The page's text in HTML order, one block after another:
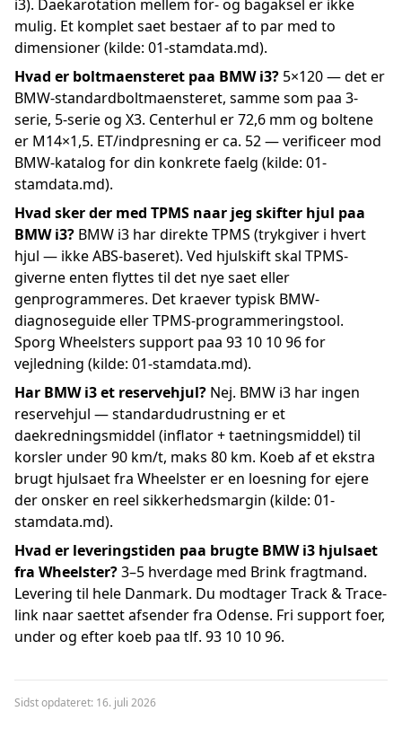
i3). Daekarotation mellem for- og bagaksel er ikke
mulig. Et komplet saet bestaer af to par med to
dimensioner (kilde: 01-stamdata.md).
Hvad er boltmaensteret paa BMW i3? 5×120 — det er
BMW-standardboltmaensteret, samme som paa 3-
serie, 5-serie og X3. Centerhul er 72,6 mm og boltene
er M14×1,5. ET/indpresning er ca. 52 — verificeer mod
BMW-katalog for din konkrete faelg (kilde: 01-
stamdata.md).
Hvad sker der med TPMS naar jeg skifter hjul paa
BMW i3? BMW i3 har direkte TPMS (trykgiver i hvert
hjul — ikke ABS-baseret). Ved hjulskift skal TPMS-
giverne enten flyttes til det nye saet eller
genprogrammeres. Det kraever typisk BMW-
diagnoseguide eller TPMS-programmeringstool.
Sporg Wheelsters support paa 93 10 10 96 for
vejledning (kilde: 01-stamdata.md).
Har BMW i3 et reservehjul? Nej. BMW i3 har ingen
reservehjul — standardudrustning er et
daekredningsmiddel (inflator + taetningsmiddel) til
korsler under 90 km/t, maks 80 km. Koeb af et ekstra
brugt hjulsaet fra Wheelster er en loesning for ejere
der onsker en reel sikkerhedsmargin (kilde: 01-
stamdata.md).
Hvad er leveringstiden paa brugte BMW i3 hjulsaet
fra Wheelster?3–5 hverdage med Brink fragtmand.
Levering til hele Danmark. Du modtager Track & Trace-
link naar saettet afsender fra Odense. Fri support foer,
under og efter koeb paa tlf. 93 10 10 96.
Sidst opdateret: 16. juli 2026